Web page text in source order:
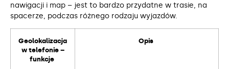
nawigacji i map – jest to bardzo przydatne w trasie, na
spacerze, podczas różnego rodzaju wyjazdów.
Geolokalizacja
w telefonie –
funkcje
Opis